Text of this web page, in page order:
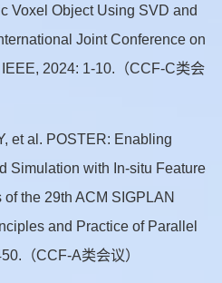
Voxel Object Using SVD and
Joint Conference on
2024: 1-10.（CCF-C类会
et al. POSTER: Enabling
Simulation with In-situ Feature
the 29th ACM SIGPLAN
and Practice of Parallel
（CCF-A类会议）